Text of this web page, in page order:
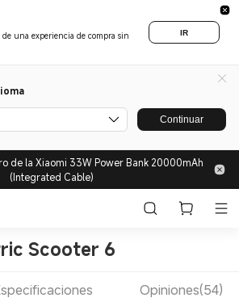
una experiencia de compra sin
IR
Continuar
de la Xiaomi 33W Power Bank 20000mAh
(Integrated Cable)
Scooter 6
Opiniones(54)